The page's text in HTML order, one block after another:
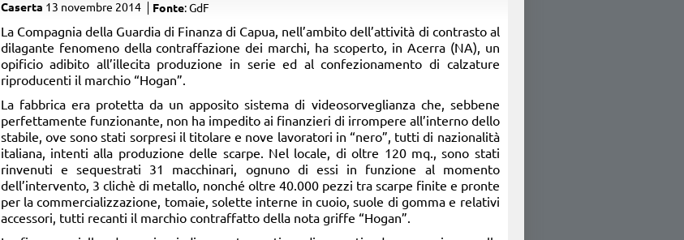
Caserta 13 novembre 2014 Fonte: GdF
​La Compagnia della Guardia di Finanza di Capua, nell’ambito dell’attività di contrasto al
dilagante fenomeno della contraffazione dei marchi, ha scoperto, in Acerra (NA), un
opificio adibito all’illecita produzione in serie ed al confezionamento di calzature
riproducenti il marchio “Hogan”.
La fabbrica era protetta da un apposito sistema di videosorveglianza che, sebbene
perfettamente funzionante, non ha impedito ai finanzieri di irrompere all’interno dello
stabile, ove sono stati sorpresi il titolare e nove lavoratori in “nero”, tutti di nazionalità
italiana, intenti alla produzione delle scarpe. Nel locale, di oltre 120 mq., sono stati
rinvenuti e sequestrati 31 macchinari, ognuno di essi in funzione al momento
dell’intervento, 3 clichè di metallo, nonché oltre 40.000 pezzi tra scarpe finite e pronte
per la commercializzazione, tomaie, solette interne in cuoio, suole di gomma e relativi
accessori, tutti recanti il marchio contraffatto della nota griffe “Hogan”.